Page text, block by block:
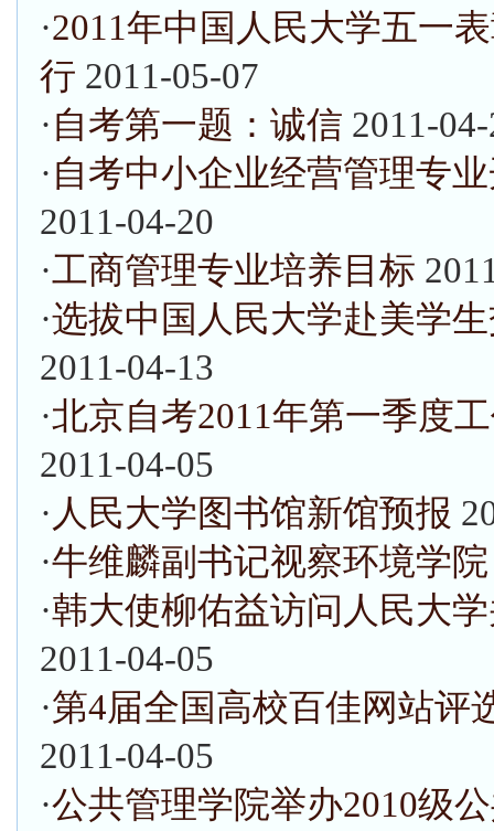
·2011年中国人民大学五一
行 2011-05-07
·自考第一题：诚信 2011-
·自考中小企业经营管理专
2011-04-20
·工商管理专业培养目标
·选拔中国人民大学赴美学
2011-04-13
·北京自考2011年第一季度
2011-04-05
· 人民大学图书馆新馆预报
·牛维麟副书记视察环境学院
·韩大使柳佑益访问人民大
2011-04-05
·第4届全国高校百佳网站评
2011-04-05
·公共管理学院举办2010级